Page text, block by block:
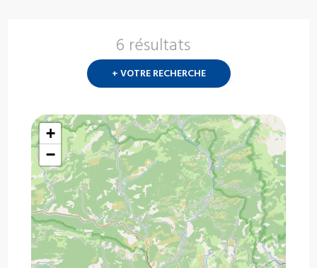
6 résultats
+ VOTRE RECHERCHE
+
−